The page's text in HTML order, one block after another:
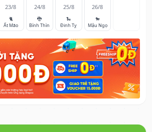
23/8
🐈
Ất Mão
24/8
🐉
Bính Thìn
25/8
🐍
Đinh Tỵ
26/8
🐎
Mậu Ngọ